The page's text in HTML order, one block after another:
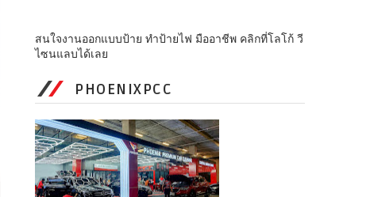
สนใจงานออกแบบป้าย ทำป้ายไฟ มืออาชีพ คลิกที่โลโก้ วี
ไซนแลบได้เลย
PHOENIXPCC